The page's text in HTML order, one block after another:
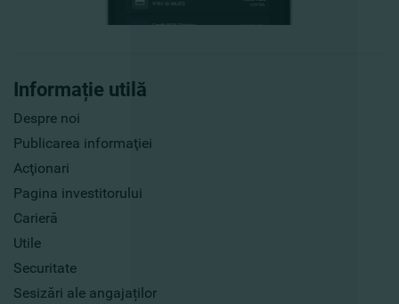
Informație utilă
Despre noi
Publicarea informaţiei
Acţionari
Pagina investitorului
Carieră
Utile
Securitate
Sesizări ale angajaților